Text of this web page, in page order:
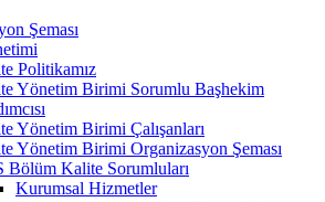
Şeması
Politikamız
Yönetim Birimi Sorumlu Başhekim
Yönetim Birimi Çalışanları
Yönetim Birimi Organizasyon Şeması
Bölüm Kalite Sorumluları
Kurumsal Hizmetler